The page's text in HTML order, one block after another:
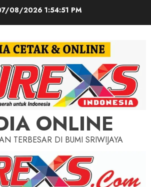
08/2026 1:54:53 PM
ONLINE
TERBESAR DI BUMI SRIWIJAYA